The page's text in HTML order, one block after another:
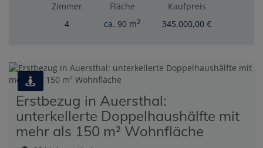
Zimmer
4
Fläche
ca. 90 m2
Kaufpreis
345.000,00 €
Erstbezug in Auersthal:
unterkellerte Doppelhaushälfte mit
mehr als 150 m² Wohnfläche